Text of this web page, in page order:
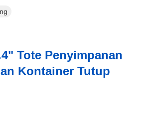
Tote Penyimpanan
Kontainer Tutup